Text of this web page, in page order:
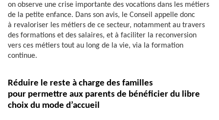
on observe une crise importante des vocations dans les métiers
de la petite enfance. Dans son avis, le Conseil appelle donc
à revaloriser les métiers de ce secteur, notamment au travers
des formations et des salaires, et à faciliter la reconversion
vers ces métiers tout au long de la vie, via la formation
continue.
Réduire le reste à charge des familles
pour permettre aux parents de bénéficier du libre
choix du mode d’accueil